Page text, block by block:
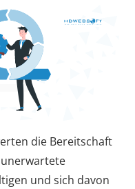
die Bereitschaft
und sich davon